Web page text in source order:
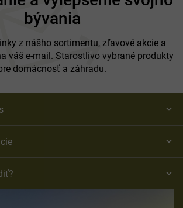
bývania
z nášho sortimentu, zľavové akcie a
váš e-mail. Starostlivo vybrané produkty
domácnosť a záhradu.